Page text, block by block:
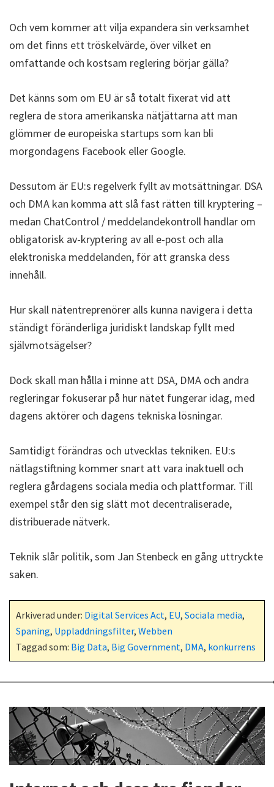
Och vem kommer att vilja expandera sin verksamhet
om det finns ett tröskelvärde, över vilket en
omfattande och kostsam reglering börjar gälla?
Det känns som om EU är så totalt fixerat vid att
reglera de stora amerikanska nätjättarna att man
glömmer de europeiska startups som kan bli
morgondagens Facebook eller Google.
Dessutom är EU:s regelverk fyllt av motsättningar. DSA
och DMA kan komma att slå fast rätten till kryptering –
medan ChatControl / meddelandekontroll handlar om
obligatorisk av-kryptering av all e-post och alla
elektroniska meddelanden, för att granska dess
innehåll.
Hur skall nätentreprenörer alls kunna navigera i detta
ständigt föränderliga juridiskt landskap fyllt med
självmotsägelser?
Dock skall man hålla i minne att DSA, DMA och andra
regleringar fokuserar på hur nätet fungerar idag, med
dagens aktörer och dagens tekniska lösningar.
Samtidigt förändras och utvecklas tekniken. EU:s
nätlagstiftning kommer snart att vara inaktuell och
reglera gårdagens sociala media och plattformar. Till
exempel står den sig slätt mot decentraliserade,
distribuerade nätverk.
Teknik slår politik, som Jan Stenbeck en gång uttryckte
saken.
Arkiverad under: Digital Services Act, EU, Sociala media,
Spaning, Uppladdningsfilter, Webben
Taggad som: Big Data, Big Government, DMA, konkurrens